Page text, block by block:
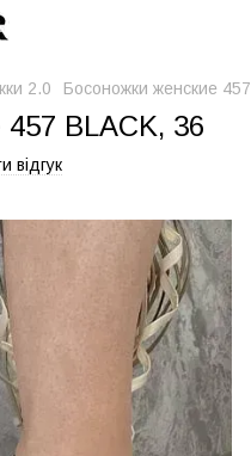
2.0 Босоножки женские
BLACK, 36
відгук